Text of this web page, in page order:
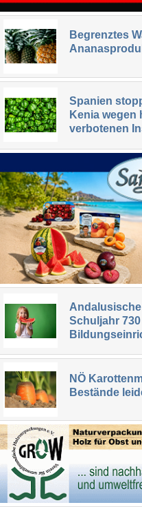
Begrenztes
Spanien
Kenia wegen
verbotenen
Schuljahr
NÖ
Bestände